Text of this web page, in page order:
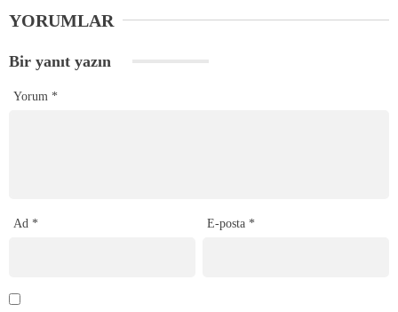
YORUMLAR
Bir yanıt yazın
Yorum *
Ad * E-posta *